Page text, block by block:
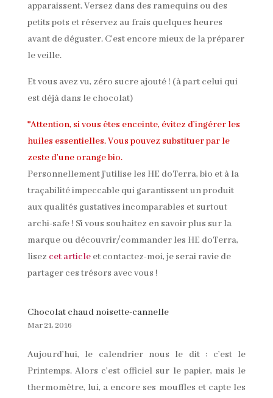
apparaissent. Versez dans des ramequins ou des
petits pots et réservez au frais quelques heures
avant de déguster. C’est encore mieux de la préparer
le veille.
Et vous avez vu, zéro sucre ajouté ! (à part celui qui
est déjà dans le chocolat)
*Attention, si vous êtes enceinte, évitez d’ingérer les
huiles essentielles. Vous pouvez substituer par le
zeste d’une orange bio.
Personnellement j’utilise les HE doTerra, bio et à la
traçabilité impeccable qui garantissent un produit
aux qualités gustatives incomparables et surtout
archi-safe ! Si vous souhaitez en savoir plus sur la
marque ou découvrir/commander les HE doTerra,
lisez cet articleet contactez-moi, je serai ravie de
partager ces trésors avec vous !
Chocolat chaud noisette-cannelle
Mar 21, 2016
Aujourd’hui, le calendrier nous le dit : c’est le
Printemps. Alors c’est officiel sur le papier, mais le
thermomètre, lui, a encore ses mouffles et capte les